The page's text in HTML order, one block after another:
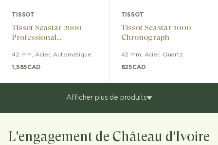
TISSOT
Tissot Seastar 2000
Professional
42 mm Acier, Automatique
1,585CAD
TISSOT
Tissot Seastar 1000
Chronograph
42 mm Acier, Quartz
825CAD
Afficher plus de produits
L'engagement de Château d'Ivoire